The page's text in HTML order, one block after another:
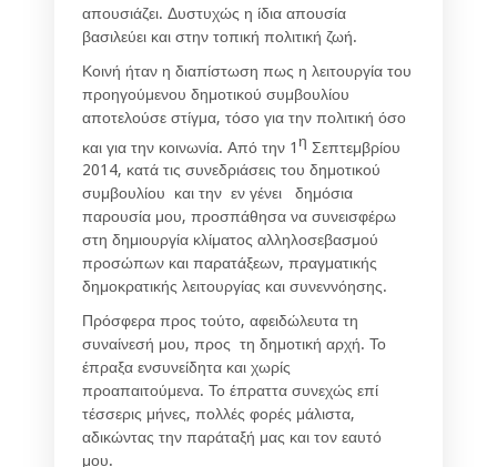
απουσιάζει. Δυστυχώς η ίδια απουσία
βασιλεύει και στην τοπική πολιτική ζωή.
Κοινή ήταν η διαπίστωση πως η λειτουργία του
προηγούμενου δημοτικού συμβουλίου
αποτελούσε στίγμα, τόσο για την πολιτική όσο
και για την κοινωνία. Από την 1η Σεπτεμβρίου
2014, κατά τις συνεδριάσεις του δημοτικού
συμβουλίου και την εν γένει δημόσια
παρουσία μου, προσπάθησα να συνεισφέρω
στη δημιουργία κλίματος αλληλοσεβασμού
προσώπων και παρατάξεων, πραγματικής
δημοκρατικής λειτουργίας και συνεννόησης.
Πρόσφερα προς τούτο, αφειδώλευτα τη
συναίνεσή μου, προς τη δημοτική αρχή. Το
έπραξα ενσυνείδητα και χωρίς
προαπαιτούμενα. Το έπραττα συνεχώς επί
τέσσερις μήνες, πολλές φορές μάλιστα,
αδικώντας την παράταξή μας και τον εαυτό
μου.